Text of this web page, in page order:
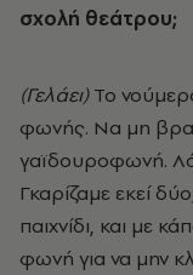
σχολή θεάτρου;
(Γελάει)Το
φωνής. Να µη
γαϊδουροφωνή.
Γκαρίζαµε εκεί
παιχνίδι, και µε
φωνή για να µην